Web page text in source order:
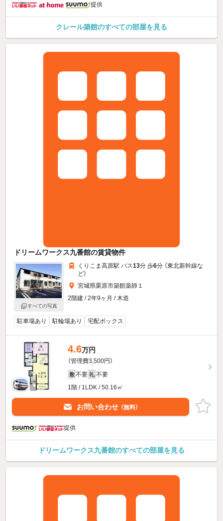
提供
クレール築館のすべての部屋を見る
ドリームワークス九番館の賃貸物件
すべての写真
くりこま高原駅 バス13分 歩6分 （東北新幹線な
ど）
宮城県栗原市築館薬師１
2階建 / 2年9ヶ月 / 木造
駐車場あり 駐輪場あり 宅配ボックス
4.6万円
（管理費3,500円）
敷 不要 礼 不要
1階 / 1LDK / 50.16㎡
お問い合わせ （無料）
提供
ドリームワークス九番館のすべての部屋を見る